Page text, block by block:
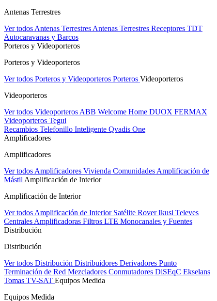
Antenas Terrestres
Ver todos Antenas Terrestres Antenas Terrestres Receptores TDT
Autocaravanas y Barcos
Porteros y Videoporteros
Porteros y Videoporteros
Ver todos Porteros y Videoporteros Porteros Videoporteros
Videoporteros
Ver todos Videoporteros ABB Welcome Home DUOX FERMAX
Videoporteros Tegui
Recambios Telefonillo Inteligente Qvadis One
Amplificadores
Amplificadores
Ver todos Amplificadores Vivienda Comunidades Amplificación de
Mástil Amplificación de Interior
Amplificación de Interior
Ver todos Amplificación de Interior Satélite RoverIkusi Televes
Centrales Amplificadoras Filtros LTE Monocanales y Fuentes
Distribución
Distribución
Ver todos Distribución Distribuidores Derivadores Punto
Terminación de Red Mezcladores Conmutadores DiSEqC Ekselans
Tomas TV-SAT Equipos Medida
Equipos Medida